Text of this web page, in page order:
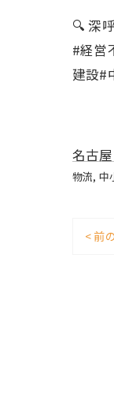
🔍 深
#経営
建設#
名古
物流 中
< 前